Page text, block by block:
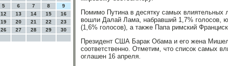
5 6 7 8
9
12 13 14 15
16
19 20 21 22
23
26 27 28 29
30
Помимо Путина в десятку самых
вошли Далай Лама, набравший 1,7% голосов,
(1,6% голосов), а также Папа римский
Президент США Барак Обама и его жена
соответственно. Отметим, что список самых
оглашен 16 апреля.